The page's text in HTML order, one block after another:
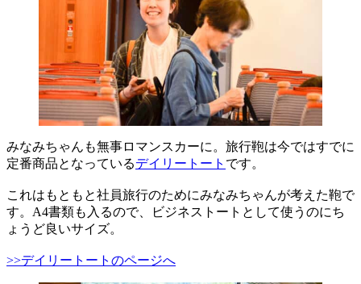
みなみちゃんも無事ロマンスカーに。旅行鞄は今ではすでに
定番商品となっているデイリートート です。
これはもともと社員旅行のためにみなみちゃんが考えた鞄で
す。A4書類も入るので、ビジネストートとして使うのにち
ょうど良いサイズ。
>>デイリートートのページへ